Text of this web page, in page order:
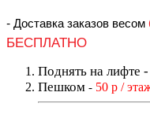
-Доставка заказов весом
БЕСПЛАТНО
Поднять на лифте -
Пешком - 50 р /